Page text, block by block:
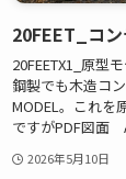
20FEET_コ
20FEETX1_原型
鋼製でも木造コ
MODEL。これを
ですがPDF図面
2026年5月10日